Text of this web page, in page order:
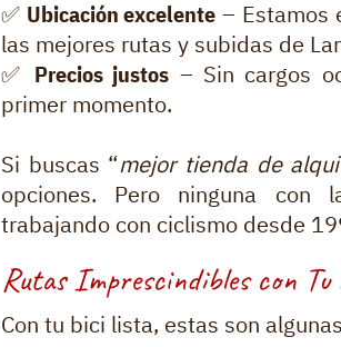
✅ Ubicación excelente – Estamos
las mejores rutas y subidas de
✅ Precios justos – Sin cargos
primer momento.
Si buscas “mejor tienda de
opciones. Pero ninguna con
trabajando con ciclismo desde
Rutas Imprescindibles con
Con tu bici lista, estas son